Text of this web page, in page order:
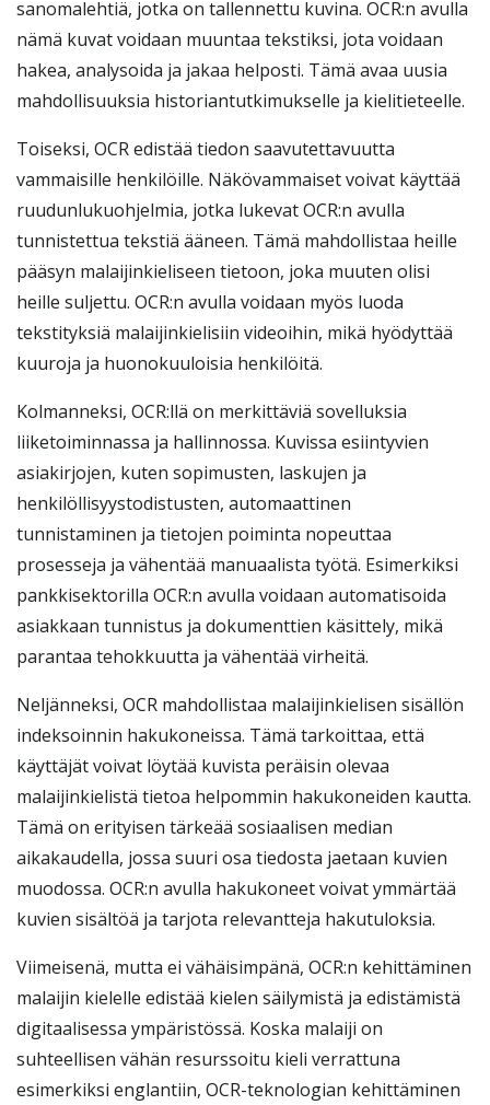
sanomalehtiä, jotka on tallennettu kuvina. OCR:n avulla
nämä kuvat voidaan muuntaa tekstiksi, jota voidaan
hakea, analysoida ja jakaa helposti. Tämä avaa uusia
mahdollisuuksia historiantutkimukselle ja kielitieteelle.
Toiseksi, OCR edistää tiedon saavutettavuutta
vammaisille henkilöille. Näkövammaiset voivat käyttää
ruudunlukuohjelmia, jotka lukevat OCR:n avulla
tunnistettua tekstiä ääneen. Tämä mahdollistaa heille
pääsyn malaijinkieliseen tietoon, joka muuten olisi
heille suljettu. OCR:n avulla voidaan myös luoda
tekstityksiä malaijinkielisiin videoihin, mikä hyödyttää
kuuroja ja huonokuuloisia henkilöitä.
Kolmanneksi, OCR:llä on merkittäviä sovelluksia
liiketoiminnassa ja hallinnossa. Kuvissa esiintyvien
asiakirjojen, kuten sopimusten, laskujen ja
henkilöllisyystodistusten, automaattinen
tunnistaminen ja tietojen poiminta nopeuttaa
prosesseja ja vähentää manuaalista työtä. Esimerkiksi
pankkisektorilla OCR:n avulla voidaan automatisoida
asiakkaan tunnistus ja dokumenttien käsittely, mikä
parantaa tehokkuutta ja vähentää virheitä.
Neljänneksi, OCR mahdollistaa malaijinkielisen sisällön
indeksoinnin hakukoneissa. Tämä tarkoittaa, että
käyttäjät voivat löytää kuvista peräisin olevaa
malaijinkielistä tietoa helpommin hakukoneiden kautta.
Tämä on erityisen tärkeää sosiaalisen median
aikakaudella, jossa suuri osa tiedosta jaetaan kuvien
muodossa. OCR:n avulla hakukoneet voivat ymmärtää
kuvien sisältöä ja tarjota relevantteja hakutuloksia.
Viimeisenä, mutta ei vähäisimpänä, OCR:n kehittäminen
malaijin kielelle edistää kielen säilymistä ja edistämistä
digitaalisessa ympäristössä. Koska malaiji on
suhteellisen vähän resurssoitu kieli verrattuna
esimerkiksi englantiin, OCR-teknologian kehittäminen